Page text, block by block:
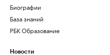
Биографии
База знаний
РБК Образование
Новости